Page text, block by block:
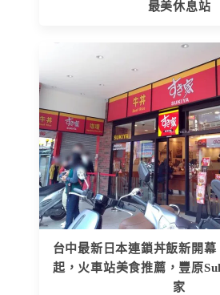
最美休息站
台中最新日本連鎖丼飯新開
起，火車站美食推薦，豐原
家